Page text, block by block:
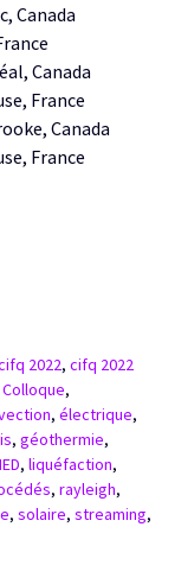
Canada
Canada
France
Canada
France
2022, cifq 2022
Colloque,
, électrique,
, géothermie,
, liquéfaction,
, rayleigh,
, solaire, streaming,